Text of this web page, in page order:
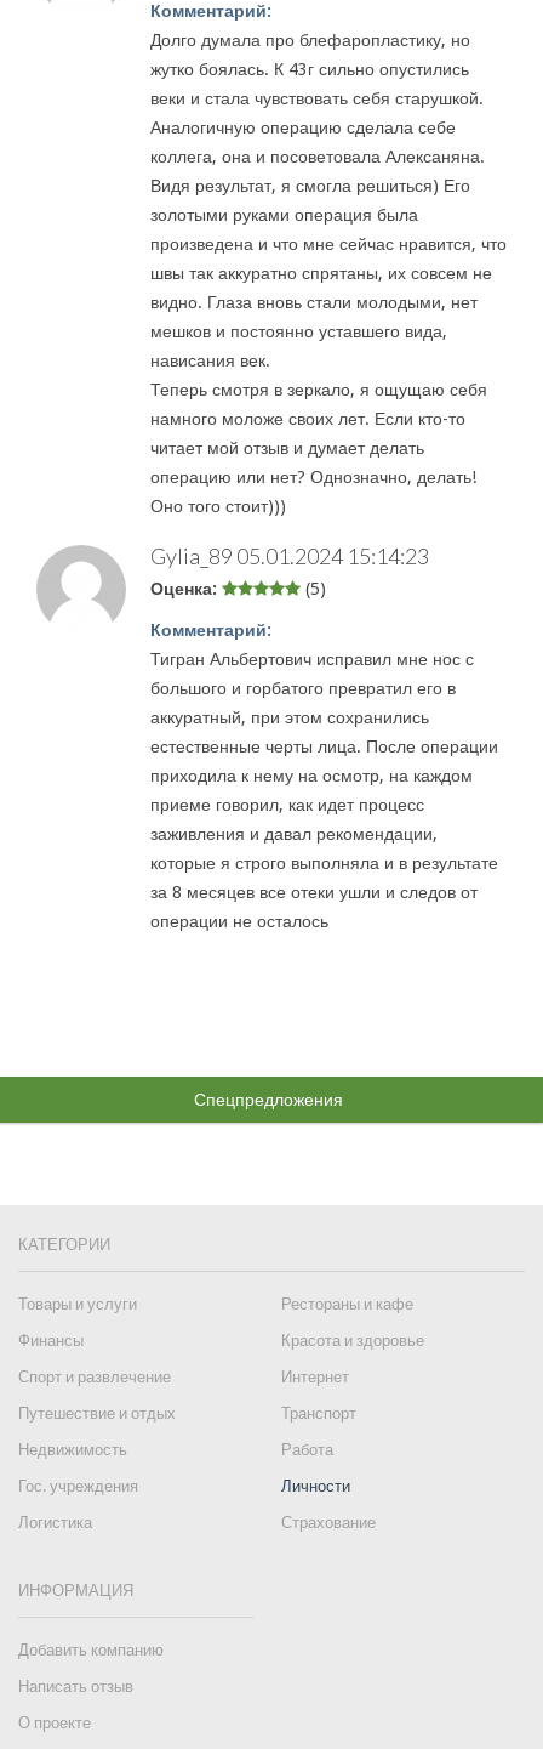
Комментарий:
Долго думала про блефаропластику, но
жутко боялась. К 43г сильно опустились
веки и стала чувствовать себя старушкой.
Аналогичную операцию сделала себе
коллега, она и посоветовала Алексаняна.
Видя результат, я смогла решиться) Его
золотыми руками операция была
произведена и что мне сейчас нравится, что
швы так аккуратно спрятаны, их совсем не
видно. Глаза вновь стали молодыми, нет
мешков и постоянно уставшего вида,
нависания век.
Теперь смотря в зеркало, я ощущаю себя
намного моложе своих лет. Если кто-то
читает мой отзыв и думает делать
операцию или нет? Однозначно, делать!
Оно того стоит)))
Gylia_89 05.01.2024 15:14:23
Оценка: (5)
Комментарий:
Тигран Альбертович исправил мне нос с
большого и горбатого превратил его в
аккуратный, при этом сохранились
естественные черты лица. После операции
приходила к нему на осмотр, на каждом
приеме говорил, как идет процесс
заживления и давал рекомендации,
которые я строго выполняла и в результате
за 8 месяцев все отеки ушли и следов от
операции не осталось
Спецпредложения
КАТЕГОРИИ
Товары и услуги
Рестораны и кафе
Финансы
Красота и здоровье
Спорт и развлечение
Интернет
Путешествие и отдых
Транспорт
Недвижимость
Работа
Гос. учреждения
Личности
Логистика
Страхование
ИНФОРМАЦИЯ
Добавить компанию
Написать отзыв
О проекте